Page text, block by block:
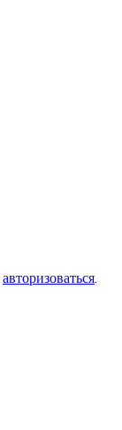
авторизоваться.